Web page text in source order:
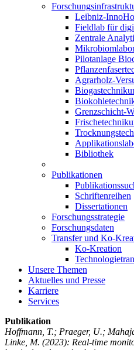
Leibniz-
Fieldlab für
Zentrale
Pilotanlage
Agrarholz-
Grenzschicht-
Bibliothek
Publikationen
Schriftenreihen
Dissertationen
Forschungsstrategie
Forschungsdaten
Transfer und Ko-
Ko-Kreation
Unsere Themen
Aktuelles und Presse
Karriere
Services
Publikation
Hoffmann, T.; Praeger, U.;
Linke, M. (2023): Real-time